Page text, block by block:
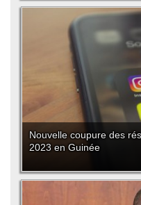
Nouvelle coupure des
2023 en Guinée